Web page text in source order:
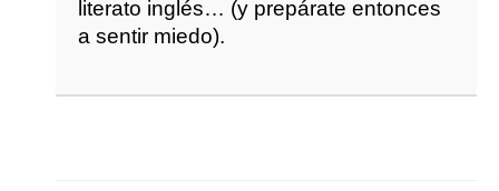
literato inglés… (y prepárate entonces
a sentir miedo).